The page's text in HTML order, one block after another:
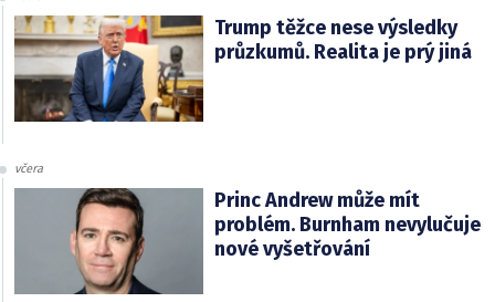
Trump těžce nese výsledky
průzkumů. Realita je prý jiná
včera
Princ Andrew může mít
problém. Burnham nevylučuje
nové vyšetřování